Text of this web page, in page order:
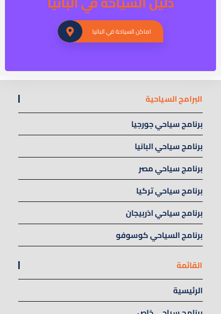
اماكن السياحة في البانيا
البرامج السياحية
برنامج سياحي جورجيا
برنامج سياحي البانيا
برنامج سياحي مصر
برنامج سياحي تركيا
برنامج سياحي اذربيجان
برنامج السياحي كوسوفو
القائمة
الرئيسية